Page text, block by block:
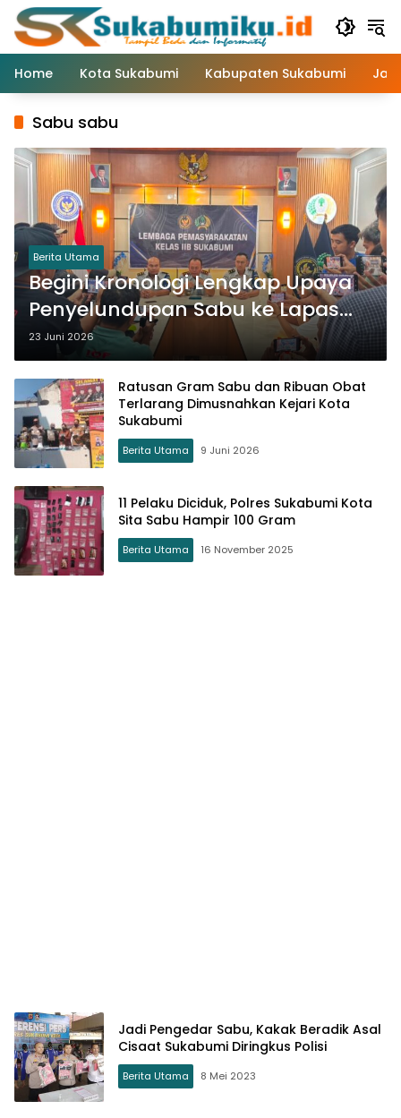
Langsung
konten
Home
Kota Sukabumi Kabupaten Sukabumi
Sabu sabu
Berita Utama
Begini Kronologi Lengkap Upaya
Penyelundupan Sabu ke Lapas
Sukabumi
23 Juni 2026
Ratusan Gram Sabu dan Ribuan Obat
Terlarang Dimusnahkan Kejari Kota
Sukabumi
Berita Utama 9 Juni 2026
11 Pelaku Diciduk, Polres Sukabumi Kota
Sita Sabu Hampir 100 Gram
Berita Utama 16 November 2025
Jadi Pengedar Sabu, Kakak Beradik Asal
Cisaat Sukabumi Diringkus Polisi
Berita Utama 8 Mei 2023